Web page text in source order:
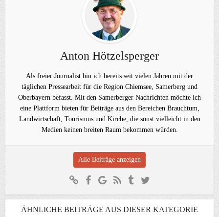
Anton Hötzelsperger
Als freier Journalist bin ich bereits seit vielen Jahren mit der
täglichen Pressearbeit für die Region Chiemsee, Samerberg und
Oberbayern befasst. Mit den Samerberger Nachrichten möchte ich
eine Plattform bieten für Beiträge aus den Bereichen Brauchtum,
Landwirtschaft, Tourismus und Kirche, die sonst vielleicht in den
Medien keinen breiten Raum bekommen würden.
Alle Beiträge anzeigen
ÄHNLICHE BEITRÄGE AUS DIESER KATEGORIE